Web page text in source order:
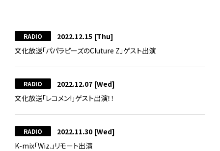
RADIO 2022.12.15 [Thu]
文化放送「パパラピーズのCluture Z」ゲスト出演
RADIO 2022.12.07 [Wed]
文化放送「レコメン!」ゲスト出演！！
RADIO 2022.11.30 [Wed]
K-mix「Wiz.」リモート出演